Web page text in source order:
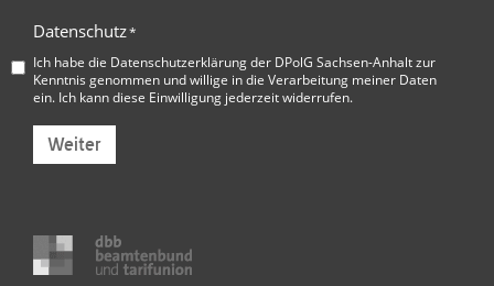
Datenschutz*
Ich habe die Datenschutzerklärung der DPolG Sachsen-Anhaltzur
Kenntnis genommen und willige in die Verarbeitung meiner Daten
ein. Ich kann diese Einwilligung jederzeit widerrufen.
Weiter